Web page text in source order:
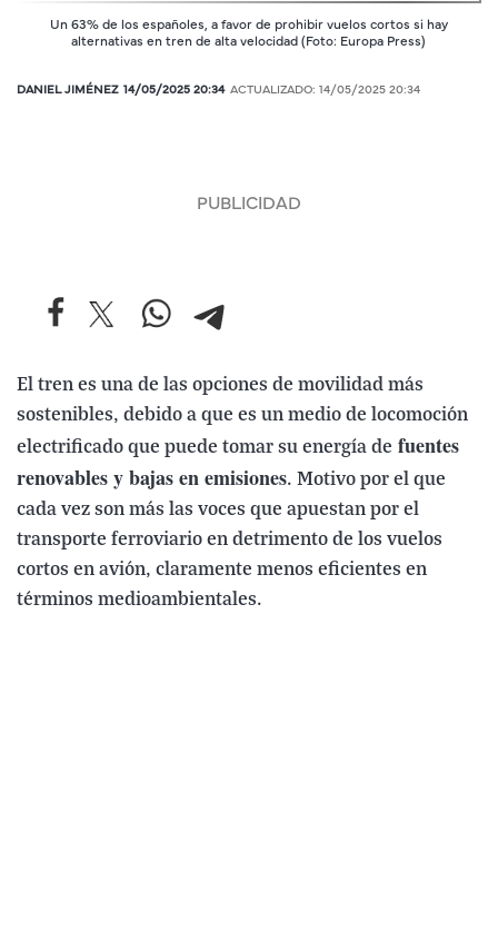
Un 63% de los españoles, a favor de prohibir vuelos cortos si hay
alternativas en tren de alta velocidad (Foto: Europa Press)
DANIEL JIMÉNEZ 14/05/2025 20:34 ACTUALIZADO: 14/05/2025 20:34
El tren es una de las opciones de movilidad más
sostenibles, debido a que es un medio de locomoción
electrificado que puede tomar su energía de fuentes
renovables y bajas en emisiones. Motivo por el que
cada vez son más las voces que apuestan por el
transporte ferroviario en detrimento de los vuelos
cortos en avión, claramente menos eficientes en
términos medioambientales.